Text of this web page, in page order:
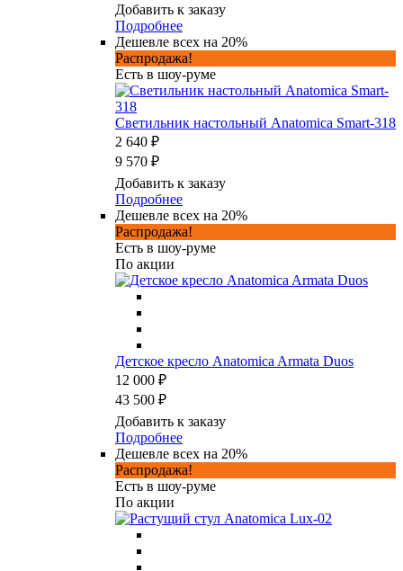
Добавить к заказу
Подробнее
Дешевле всех на 20%
Распродажа!
Есть в шоу-руме
Светильник настольный Anatomica Smart-318
2 640 ₽
9 570 ₽
Добавить к заказу
Подробнее
Дешевле всех на 20%
Распродажа!
Есть в шоу-руме
По акции
Детское кресло Anatomica Armata Duos
12 000 ₽
43 500 ₽
Добавить к заказу
Подробнее
Дешевле всех на 20%
Распродажа!
Есть в шоу-руме
По акции